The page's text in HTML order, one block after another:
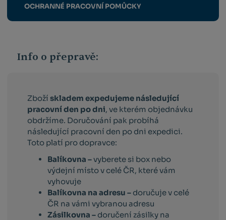
OCHRANNÉ PRACOVNÍ POMŮCKY
Info o přepravě:
Zbožískladem expedujeme následující
pracovní den po dni, ve kterém objednávku
obdržíme. Doručování pak probíhá
následující pracovní den po dni expedici.
Toto platí pro dopravce:
Balíkovna –vyberete si box nebo
výdejní místo v celé ČR, které vám
vyhovuje
Balíkovna na adresu – doručuje v celé
ČR na vámi vybranou adresu
Zásilkovna – doručení zásilky na